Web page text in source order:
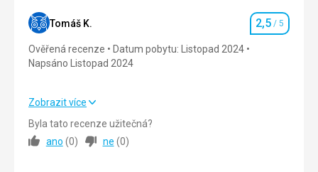
Nejlepší 3* hotel
Bez problémů
Tomáš K. Hodnocení
2,5 / 5
Ověřená recenze
Datum pobytu: Listopad 2024
Napsáno Listopad 2024
Ubytování
Zobrazit více
Byla tato recenze užitečná?
ano (0) ne (0)